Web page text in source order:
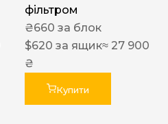
фільтром
₴660 за блок
$620 за ящик≈ 27 900
₴
Купити